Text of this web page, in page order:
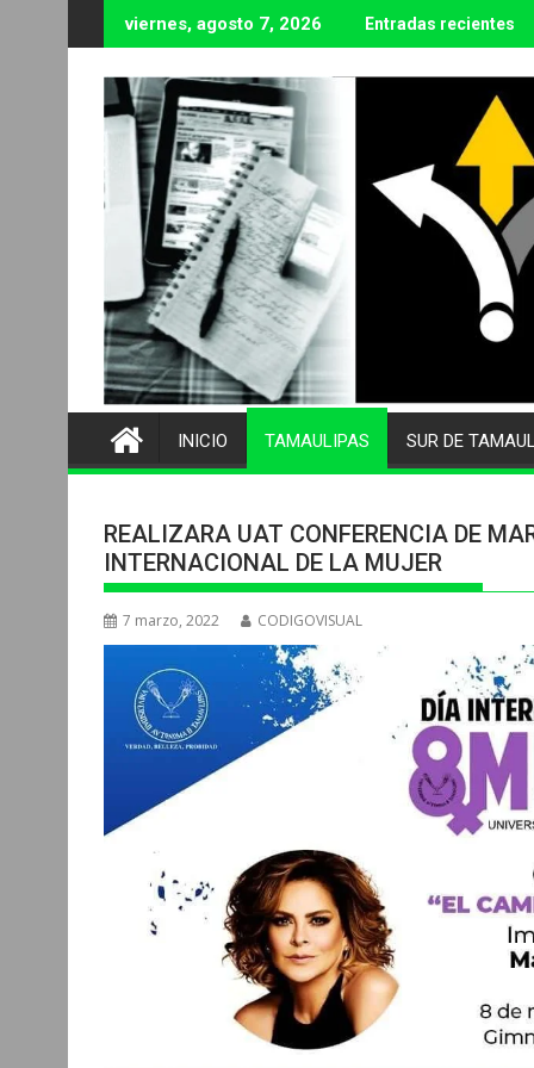
al
contenido
viernes, agosto 7, 2026 Entradas recientes
INICIO TAMAULIPAS SUR DE
REALIZARA UAT CONFERENCIA DE
INTERNACIONAL DE LA MUJER
7 marzo, 2022 CODIGOVISUAL